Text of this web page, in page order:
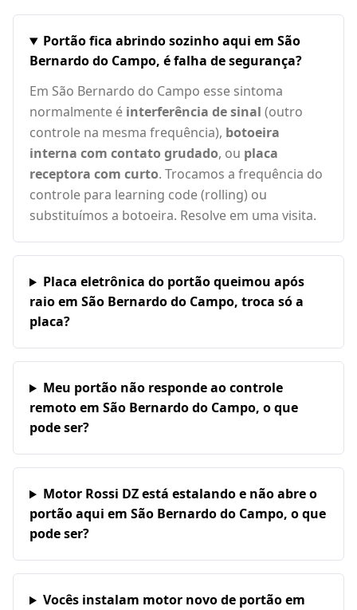
Portão fica abrindo sozinho aqui em São
Bernardo do Campo, é falha de segurança?
Em São Bernardo do Campo esse sintoma
normalmente é interferência de sinal (outro
controle na mesma frequência), botoeira
interna com contato grudado, ou placa
receptora com curto. Trocamos a frequência do
controle para learning code (rolling) ou
substituímos a botoeira. Resolve em uma visita.
Placa eletrônica do portão queimou após
raio em São Bernardo do Campo, troca só a
placa?
Meu portão não responde ao controle
remoto em São Bernardo do Campo, o que
pode ser?
Motor Rossi DZ está estalando e não abre o
portão aqui em São Bernardo do Campo, o que
pode ser?
Vocês instalam motor novo de portão em